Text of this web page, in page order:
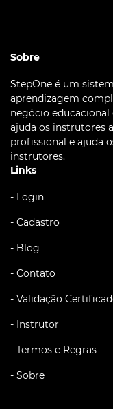
Sobre
StepOne é um
aprendizagem
negócio educacional
ajuda os instrutores
profissional e ajuda
instrutores.
Links
- Login
- Cadastro
- Blog
- Contato
- Validação
- Instrutor
- Termos e Regras
- Sobre